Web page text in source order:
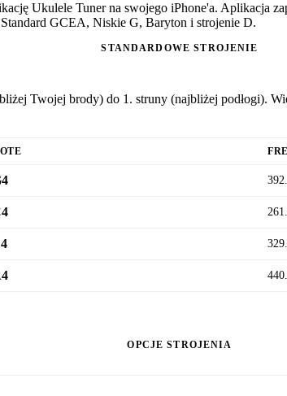
Ukulele Tuner na swojego iPhone'a. Aplikacja
GCEA, Niskie G, Baryton i strojenie D.
STANDARDOWE STROJENIE
Twojej brody) do 1. struny (najbliżej podłogi).
OPCJE STROJENIA